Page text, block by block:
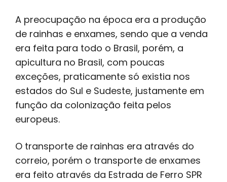
A preocupação na época era a produção
de rainhas e enxames, sendo que a venda
era feita para todo o Brasil, porém, a
apicultura no Brasil, com poucas
exceções, praticamente só existia nos
estados do Sul e Sudeste, justamente em
função da colonização feita pelos
europeus.
O transporte de rainhas era através do
correio, porém o transporte de enxames
era feito através da Estrada de Ferro SPR